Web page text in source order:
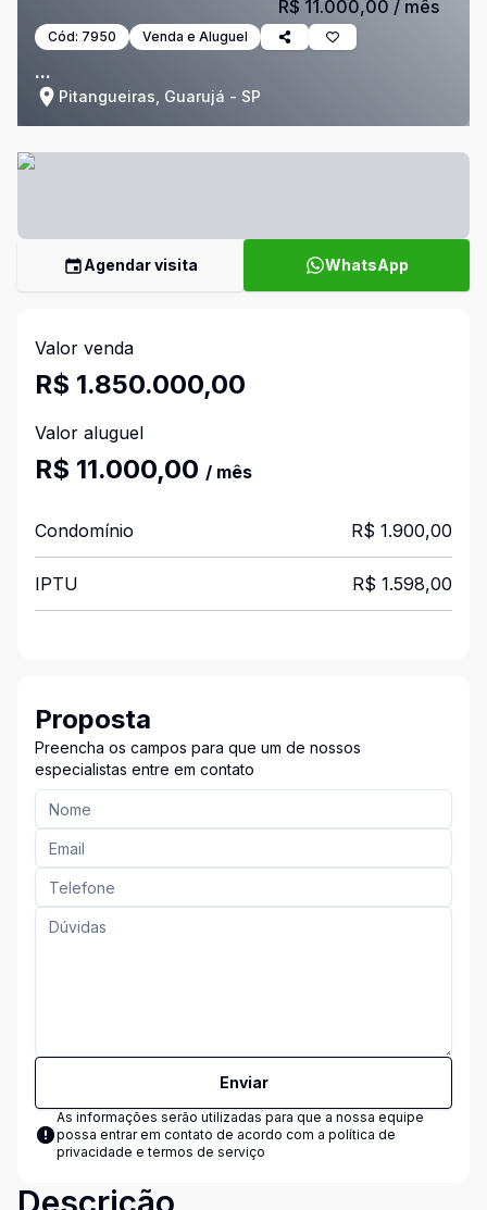
Cód: 7950 Venda e Aluguel
...
Pitangueiras, Guarujá - SP
R$ 11.000,00 / mês
Agendar visita WhatsApp
Valor venda
R$ 1.850.000,00
Valor aluguel
R$ 11.000,00 / mês
Condomínio R$ 1.900,00
IPTU R$ 1.598,00
Proposta
Preencha os campos para que um de nossos
especialistas entre em contato
Enviar
As informações serão utilizadas para que a nossa equipe
possa entrar em contato de acordo com a política de
privacidade e termos de serviço